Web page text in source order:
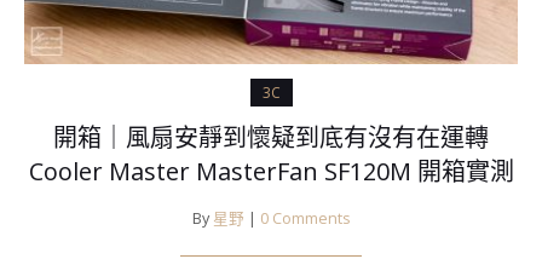
3C
開箱｜風扇安靜到懷疑到底有沒有在運轉
Cooler Master MasterFan SF120M 開箱實測
By 星野 | 0 Comments